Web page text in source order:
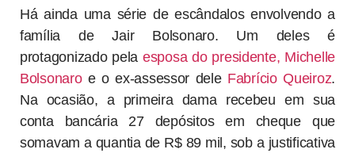
Há ainda uma série de escândalos envolvendo a
família de Jair Bolsonaro. Um deles é
protagonizado pela esposa do presidente, Michelle
Bolsonaroe o ex-assessor dele Fabrício Queiroz.
Na ocasião, a primeira dama recebeu em sua
conta bancária 27 depósitos em cheque que
somavam a quantia de R$ 89 mil, sob a justificativa